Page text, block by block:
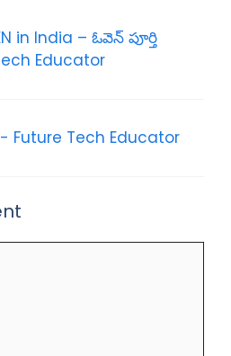
in India – ఓవెన్ పూర్తి
Educator
Future Tech Educator